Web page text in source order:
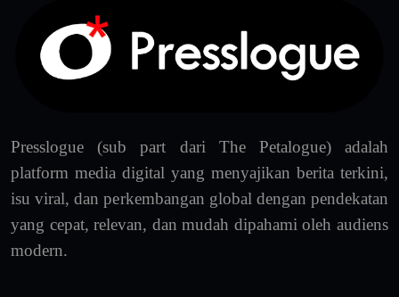
Presslogue (sub part dari The Petalogue) adalah
platform media digital yang menyajikan berita terkini,
isu viral, dan perkembangan global dengan pendekatan
yang cepat, relevan, dan mudah dipahami oleh audiens
modern.